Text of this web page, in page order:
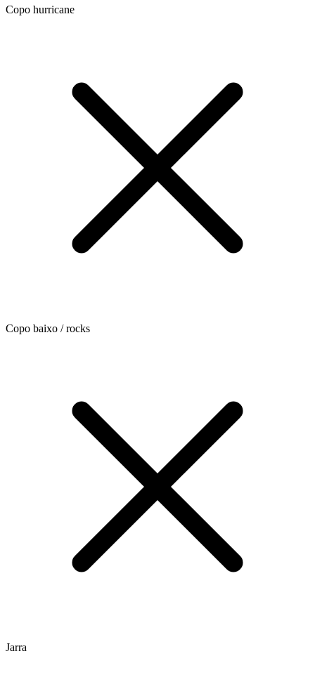
Copo hurricane
Copo baixo / rocks
Jarra